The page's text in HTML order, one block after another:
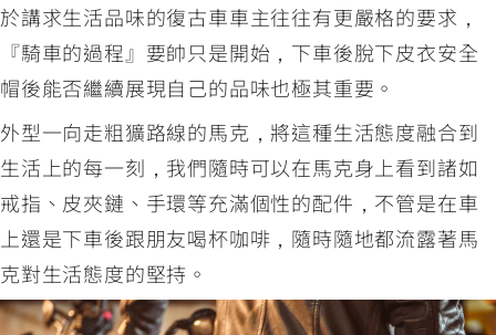
於講求生活品味的復古車車主往往有更嚴格的要求，
『騎車的過程』要帥只是開始，下車後脫下皮衣安全
帽後能否繼續展現自己的品味也極其重要。
外型一向走粗獷路線的馬克，將這種生活態度融合到
生活上的每一刻，我們隨時可以在馬克身上看到諸如
戒指、皮夾鏈、手環等充滿個性的配件，不管是在車
上還是下車後跟朋友喝杯咖啡，隨時隨地都流露著馬
克對生活態度的堅持。